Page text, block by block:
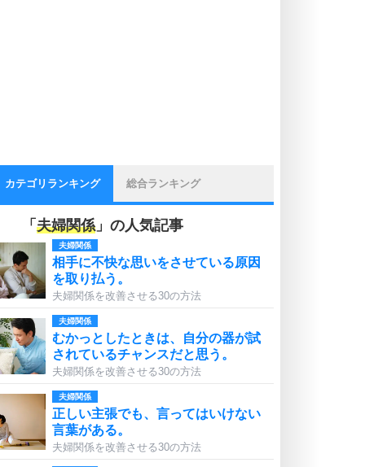
カテゴリランキング 総合ランキング
「 夫婦関係」の人気記事
夫婦関係
相手に不快な思いをさせている原因
を取り払う。
夫婦関係を改善させる30の方法
夫婦関係
むかっとしたときは、自分の器が試
されているチャンスだと思う。
夫婦関係を改善させる30の方法
夫婦関係
正しい主張でも、言ってはいけない
言葉がある。
夫婦関係を改善させる30の方法